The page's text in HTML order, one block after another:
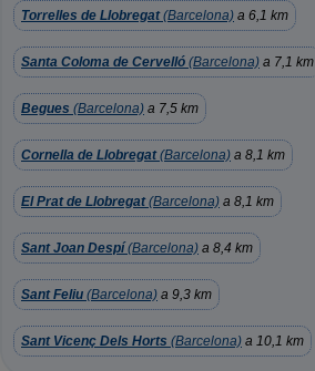
Torrelles de Llobregat(Barcelona) a 6,1 km
Santa Coloma de Cervelló (Barcelona) a 7,1 km
Begues (Barcelona) a 7,5 km
Cornella de Llobregat(Barcelona) a 8,1 km
El Prat de Llobregat(Barcelona) a 8,1 km
Sant Joan Despí (Barcelona) a 8,4 km
Sant Feliu (Barcelona) a 9,3 km
Sant Vicenç Dels Horts (Barcelona) a 10,1 km